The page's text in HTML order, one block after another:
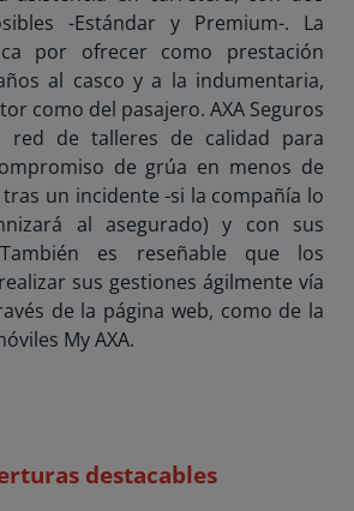
-Estándar y Premium-. La
por ofrecer como prestación
al casco y a la indumentaria,
como del pasajero. AXA Seguros
red de talleres de calidad para
de grúa en menos de
un incidente -si la compañía lo
al asegurado) y con sus
También es reseñable que los
sus gestiones ágilmente vía
de la página web, como de la
My AXA.
destacables